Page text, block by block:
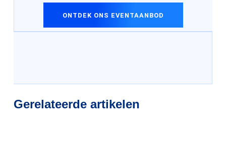
ONTDEK ONS EVENTAANBOD
Gerelateerde artikelen